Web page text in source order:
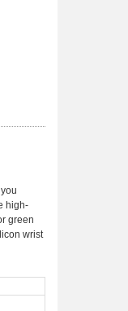
high-
green
wrist